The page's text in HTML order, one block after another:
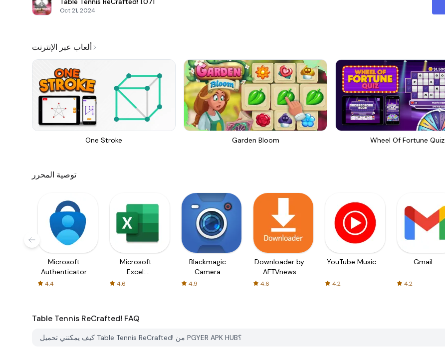
Oct 21, 2024
ألعاب عبر الإنترنت
One Stroke Garden Bloom Wheel Of Fortune Quiz
توصية المحرر
Microsoft
Authenticator
4.4
Microsoft
Excel:
Spreadsheets
4.6
Blackmagic
Camera
4.9
Downloader by
AFTVnews
4.6
YouTube Music
4.2
Gmail
4.2
Table Tennis ReCrafted! FAQ
كيف يمكنني تحميل Table Tennis ReCrafted! من PGYER APK HUB؟